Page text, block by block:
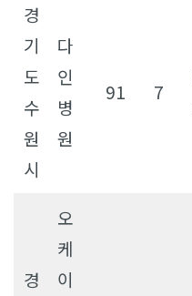
경
기
도
수
원
시
다
인
병
원
91 7
경
오
케
이